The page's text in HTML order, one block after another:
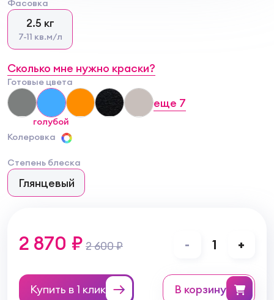
Фасовка
2.5 кг
7-11 кв.м/л
Сколько мне нужно краски?
Готовые цвета
голубой
еще 7
Колеровка
Степень блеска
Глянцевый
2 870 ₽ 2 600 ₽ - 1 +
Купить в 1 клик в корзину